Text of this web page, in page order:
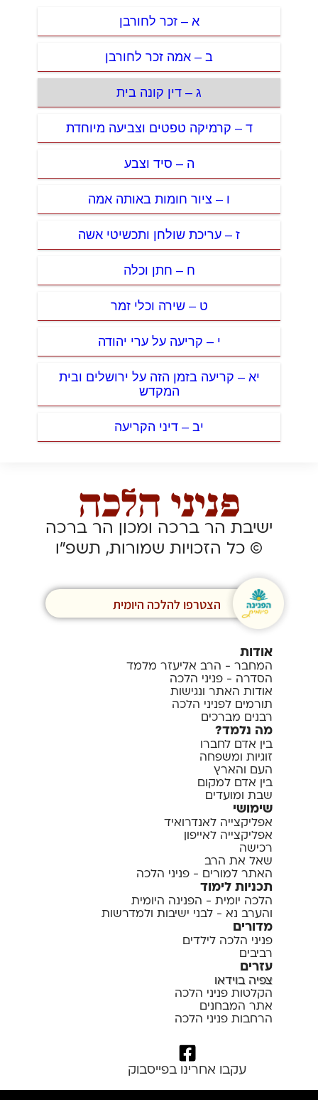
א – זכר לחורבן
ב – אמה זכר לחורבן
ג – דין קונה בית
ד – קרמיקה טפטים וצביעה מיוחדת
ה – סיד וצבע
ו – ציור חומות באותה אמה
ז – עריכת שולחן ותכשיטי אשה
ח – חתן וכלה
ט – שירה וכלי זמר
י – קריעה על ערי יהודה
יא – קריעה בזמן הזה על ירושלים ובית
המקדש
יב – דיני הקריעה
ישיבת הר ברכה ומכון הר ברכה
© כל הזכויות שמורות, תשפ”ו
הצטרפו להלכה היומית
אודות
המחבר - הרב אליעזר מלמד
הסדרה - פניני הלכה
אודות האתר ונגישות
תורמים לפניני הלכה
רבנים מברכים
מה נלמד?
בין אדם לחברו
זוגיות ומשפחה
העם והארץ
בין אדם למקום
שבת ומועדים
שימושי
אפליקצייה לאנדרואיד
אפליקצייה לאייפון
רכישה
שאל את הרב
האתר למורים - פניני הלכה
תכניות לימוד
הלכה יומית - הפנינה היומית
והערב נא - לבני ישיבות ולמדרשות
מדורים
פניני הלכה לילדים
רביבים
עזרים
צפיה בוידאו
הקלטות פניני הלכה
אתר המבחנים
הרחבות פניני הלכה
עקבו אחרינו בפייסבוק